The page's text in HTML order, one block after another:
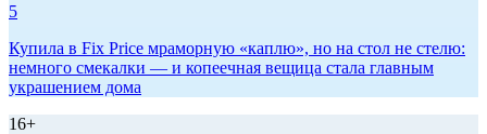
5
Купила в Fix Price мраморную «каплю», но на стол не стелю:
немного смекалки — и копеечная вещица стала главным
украшением дома
16+